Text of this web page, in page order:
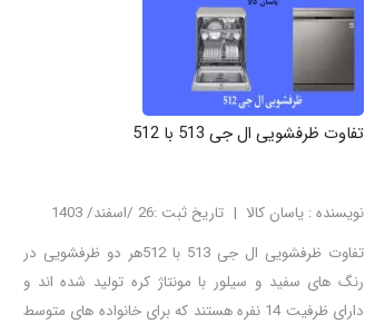
تفاوت ظرفشویی ال جی 513 با 512
نویسنده : یاسان کالا
تاریخ ثبت :26 /اسفند/ 1403
تفاوت ظرفشویی ال جی 513 با 512هر دو ظرفشویی در
رنگ های سفید و سیلور با مونتاژ کره تولید شده اند و
دارای ظرفیت 14 نفره هستند که برای خانواده های متوسط